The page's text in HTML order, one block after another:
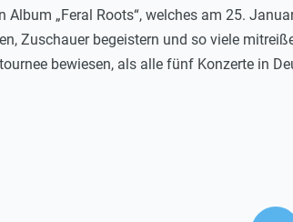
Album „Feral Roots“, welches am 25.
Zuschauer begeistern und so viele
bewiesen, als alle fünf Konzerte in